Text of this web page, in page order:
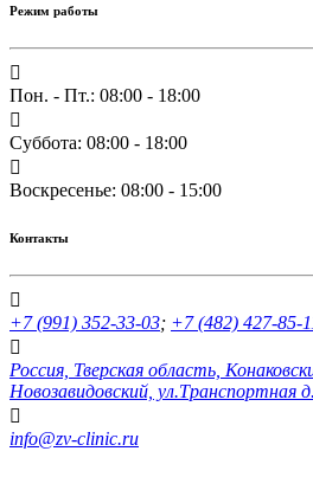
Режим работы
Пон. - Пт.: 08:00 - 18:00
Суббота: 08:00 - 18:00
Воскресенье: 08:00 - 15:00
Контакты
+7 (991) 352-33-03; +7 (482) 427-85-
Россия, Тверская область,
Новозавидовский, ул.Транспортная
info@zv-clinic.ru